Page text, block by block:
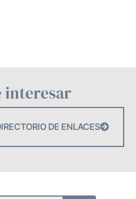
interesar
DE ENLACES